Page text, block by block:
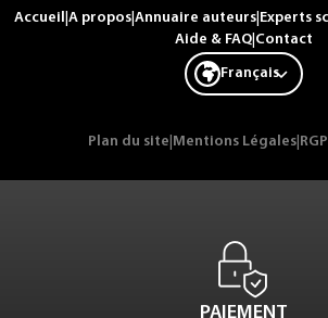
Accueil A propos Annuaire auteurs Experts
Aide & FAQ| Contact
Français
Plan du site Mentions Légales
PAIEMENT